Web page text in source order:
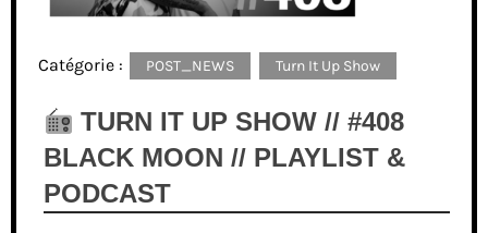
Catégorie : POST_NEWS Turn It Up Show
TURN IT UP SHOW // #408
BLACK MOON // PLAYLIST &
PODCAST